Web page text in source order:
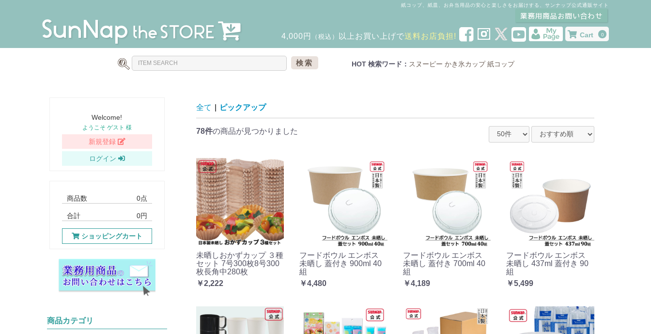
紙コップ、紙皿、お弁当用品の安心と楽しさをお届けする、サンナップ公式通販サイト
Cart 0
4,000円 （税込） 以上 お買い上げで送料お店負担!
検索 HOT 検索ワード： スヌーピー かき氷カップ 紙コップ
Welcome!
ようこそ ゲスト 様
新規登録
ログイン
商品数 0点
合計 0円
ショッピングカート
商品カテゴリ
全て ピックアップ
78件の商品が見つかりました
未晒しおかずカップ ３種
セット 7号300枚8号300
枚長角中280枚
￥2,222
フードボウル エンボス
未晒し 蓋付き 900ml 40
組
￥4,480
フードボウル エンボス
未晒し 蓋付き 700ml 40
組
￥4,189
フードボウル エンボス
未晒し 437ml 蓋付き 90
組
￥5,499